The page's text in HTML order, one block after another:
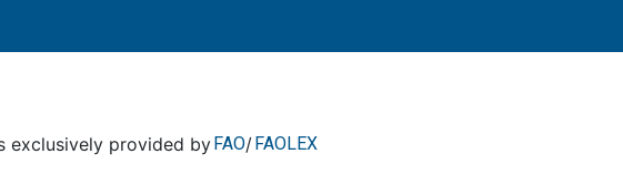
exclusively provided byFAO/FAOLEX